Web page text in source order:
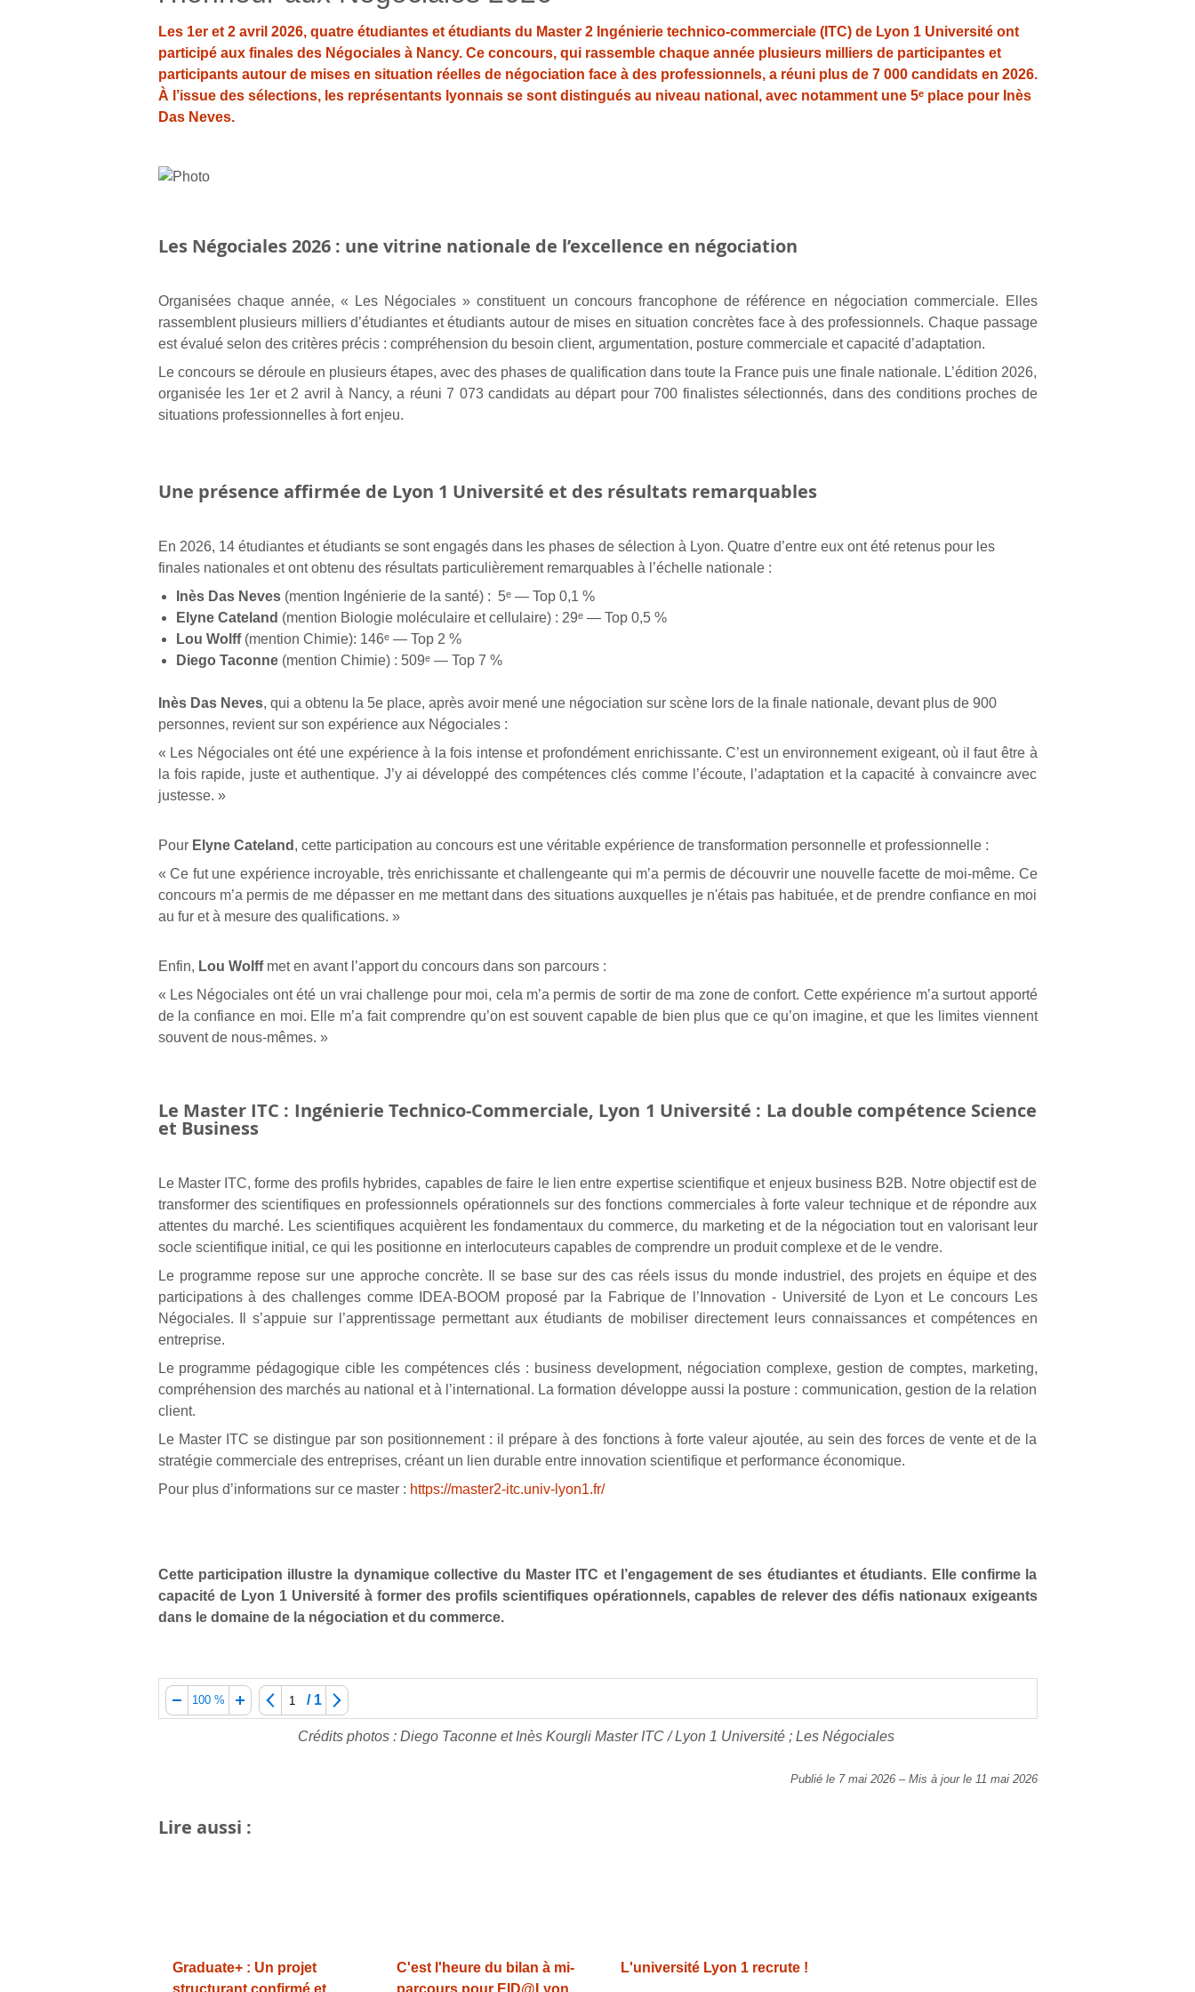
Les 1er et 2 avril 2026, quatre étudiantes et étudiants du Master 2 Ingénierie technico-commerciale (ITC) de Lyon 1 Université ont
participé aux finales des Négociales à Nancy. Ce concours, qui rassemble chaque année plusieurs milliers de participantes et
participants autour de mises en situation réelles de négociation face à des professionnels, a réuni plus de 7 000 candidats en 2026.
À l’issue des sélections, les représentants lyonnais se sont distingués au niveau national, avec notamment une 5ᵉ place pour Inès
Das Neves.
Les Négociales 2026 : une vitrine nationale de l’excellence en négociation
Organisées chaque année, « Les Négociales » constituent un concours francophone de référence en négociation commerciale. Elles
rassemblent plusieurs milliers d’étudiantes et étudiants autour de mises en situation concrètes face à des professionnels. Chaque passage
est évalué selon des critères précis : compréhension du besoin client, argumentation, posture commerciale et capacité d’adaptation.
Le concours se déroule en plusieurs étapes, avec des phases de qualification dans toute la France puis une finale nationale. L’édition 2026,
organisée les 1er et 2 avril à Nancy, a réuni 7 073 candidats au départ pour 700 finalistes sélectionnés, dans des conditions proches de
situations professionnelles à fort enjeu.
Une présence affirmée de Lyon 1 Université et des résultats remarquables
En 2026, 14 étudiantes et étudiants se sont engagés dans les phases de sélection à Lyon. Quatre d’entre eux ont été retenus pour les
finales nationales et ont obtenu des résultats particulièrement remarquables à l’échelle nationale :
Inès Das Neves (mention Ingénierie de la santé) : 5ᵉ —Top 0,1 %
Elyne Cateland (mention Biologie moléculaire et cellulaire) : 29ᵉ —Top 0,5 %
Lou Wolff(mention Chimie): 146ᵉ —Top 2 %
Diego Taconne (mention Chimie) : 509ᵉ —Top 7 %
Inès Das Neves, qui a obtenu la 5eplace, après avoir mené une négociation sur scène lors de la finale nationale, devant plus de 900
personnes, revient sur son expérience aux Négociales :
« Les Négociales ont été une expérience à la fois intense et profondément enrichissante. C’est un environnement exigeant, où il faut être à
la fois rapide, juste et authentique. J’y ai développé des compétences clés comme l’écoute, l’adaptation et la capacité à convaincre avec
justesse. »
Pour Elyne Cateland , cette participation au concours est une véritable expérience de transformation personnelle et professionnelle :
« Ce fut une expérience incroyable, très enrichissante et challengeante qui m’a permis de découvrir une nouvelle facette de moi-même. Ce
concours m’a permis de me dépasser en me mettant dans des situations auxquelles je n'étais pas habituée, et de prendre confiance en moi
au fur et à mesure des qualifications. »
Enfin, Lou Wolffmet en avant l’apport du concours dans son parcours :
« Les Négociales ont été un vrai challenge pour moi, cela m’a permis de sortir de ma zone de confort. Cette expérience m’a surtout apporté
de la confiance en moi. Elle m’a fait comprendre qu’on est souvent capable de bien plus que ce qu’on imagine, et que les limites viennent
souvent de nous-mêmes. »
Le Master ITC : Ingénierie Technico-Commerciale, Lyon 1 Université : La double compétence Science
et Business
Le Master ITC, forme des profils hybrides, capables de faire le lien entre expertise scientifique et enjeux business B2B. Notre objectif est de
transformer des scientifiques en professionnels opérationnels sur des fonctions commerciales à forte valeur technique et de répondre aux
attentes du marché. Les scientifiques acquièrent les fondamentaux du commerce, du marketing et de la négociation tout en valorisant leur
socle scientifique initial, ce qui les positionne en interlocuteurs capables de comprendre un produit complexe et de le vendre.
Le programme repose sur une approche concrète. Il se base sur des cas réels issus du monde industriel, des projets en équipe et des
participations à des challenges comme IDEA-BOOM proposé par la Fabrique de l’Innovation - Université de Lyon et Le concours Les
Négociales. Il s’appuie sur l’apprentissage permettant aux étudiants de mobiliser directement leurs connaissances et compétences en
entreprise.
Le programme pédagogique cible les compétences clés : business development, négociation complexe, gestion de comptes, marketing,
compréhension des marchés au national et à l’international. La formation développe aussi la posture : communication, gestion de la relation
client.
Le Master ITC se distingue par son positionnement : il prépare à des fonctions à forte valeur ajoutée, au sein des forces de vente et de la
stratégie commerciale des entreprises, créant un lien durable entre innovation scientifique et performance économique.
Pour plus d’informations sur ce master : https://master2-itc.univ-lyon1.fr/
Cette participation illustre la dynamique collective du Master ITC et l’engagement de ses étudiantes et étudiants. Elle confirme la
capacité de Lyon 1 Université à former des profils scientifiques opérationnels, capables de relever des défis nationaux exigeants
dans le domaine de la négociation et du commerce.
100 % / 1
Crédits photos : Diego Taconne et Inès Kourgli Master ITC / Lyon 1 Université ; Les Négociales
Publié le 7 mai 2026 – Mis à jour le 11 mai 2026
Lire aussi :
Graduate+ : Un projet
structurant confirmé et
C'est l'heure du bilan à mi-
parcours pour EID@Lyon
L'université Lyon 1 recrute !